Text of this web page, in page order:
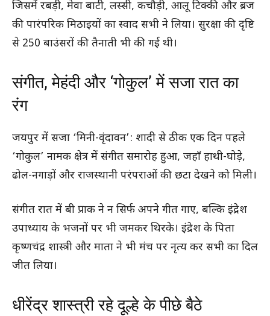
जिसमें रबड़ी, मेवा बाटी, लस्सी, कचौड़ी, आलू टिक्की और ब्रज
की पारंपरिक मिठाइयों का स्वाद सभी ने लिया। सुरक्षा की दृष्टि
से 250 बाउंसरों की तैनाती भी की गई थी।
संगीत, मेहंदी और ‘गोकुल’ में सजा रात का
रंग
जयपुर में सजा ‘मिनी-वृंदावन’: शादी से ठीक एक दिन पहले
‘गोकुल’ नामक क्षेत्र में संगीत समारोह हुआ, जहाँ हाथी-घोड़े,
ढोल-नगाड़ों और राजस्थानी परंपराओं की छटा देखने को मिली।
संगीत रात में बी प्राक ने न सिर्फ अपने गीत गाए, बल्कि इंद्रेश
उपाध्याय के भजनों पर भी जमकर थिरके। इंद्रेश के पिता
कृष्णचंद्र शास्त्री और माता ने भी मंच पर नृत्य कर सभी का दिल
जीत लिया।
धीरेंद्र शास्त्री रहे दूल्हे के पीछे बैठे